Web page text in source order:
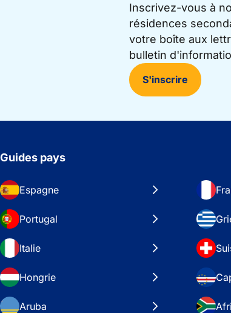
Inscrivez-vous à
résidences
votre boîte aux
bulletin
S'inscrire
Guides pays
Espagne
Portugal
Italie
Hongrie
Aruba